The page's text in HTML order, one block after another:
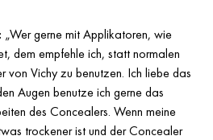
„Wer gerne mit Applikatoren, wie
dem empfehle ich, statt normalen
von Vichy zu benutzen. Ich liebe das
Augen benutze ich gerne das
des Concealers. Wenn meine
trockener ist und der Concealer